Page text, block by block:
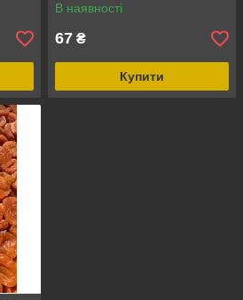
В наявності
67 ₴
Купити